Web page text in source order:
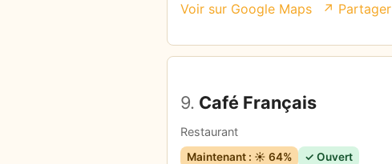
Voir sur Google Maps ↗ Partager
9. Café Français
Restaurant
Maintenant : ☀️ 64% ✓ Ouvert